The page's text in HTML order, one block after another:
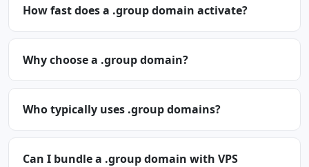
How fast does a .group domain activate?
Why choose a .group domain?
Who typically uses .group domains?
Can I bundle a .group domain with VPS